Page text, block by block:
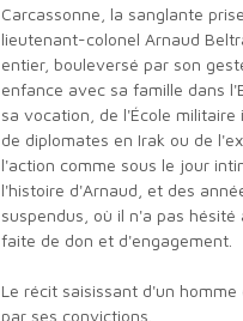
Carcassonne, la sanglante
lieutenant-colonel Arnaud
entier, bouleversé par son
enfance avec sa famille dans
sa vocation, de l'École
de diplomates en Irak ou de
l'action comme sous le jour
l'histoire d'Arnaud, et des
suspendus, où il n'a pas
faite de don et d'engagement.
Le récit saisissant d'un homme devenu un héros, porté jusqu'au bout
par ses convictions.